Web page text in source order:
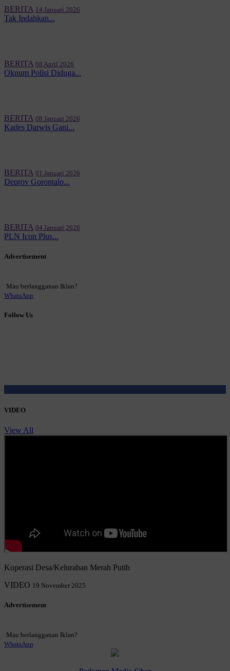
BERITA 14 Januari 2026
Tak Indahkan...
BERITA 08 April 2026
Oknum Polisi Diduga...
BERITA 08 Januari 2026
Kades Darwis Gani...
BERITA 01 Januari 2026
Deprov Gorontalo...
BERITA 04 Januari 2026
PLN Icon Plus...
Advertisement
Mau berlangganan Iklan?
WhatsApp
Follow Us
VIDEO
View All
Koperasi Desa/Kelurahan Merah Putih
VIDEO 19 November 2025
Advertisement
Mau berlangganan Iklan?
WhatsApp